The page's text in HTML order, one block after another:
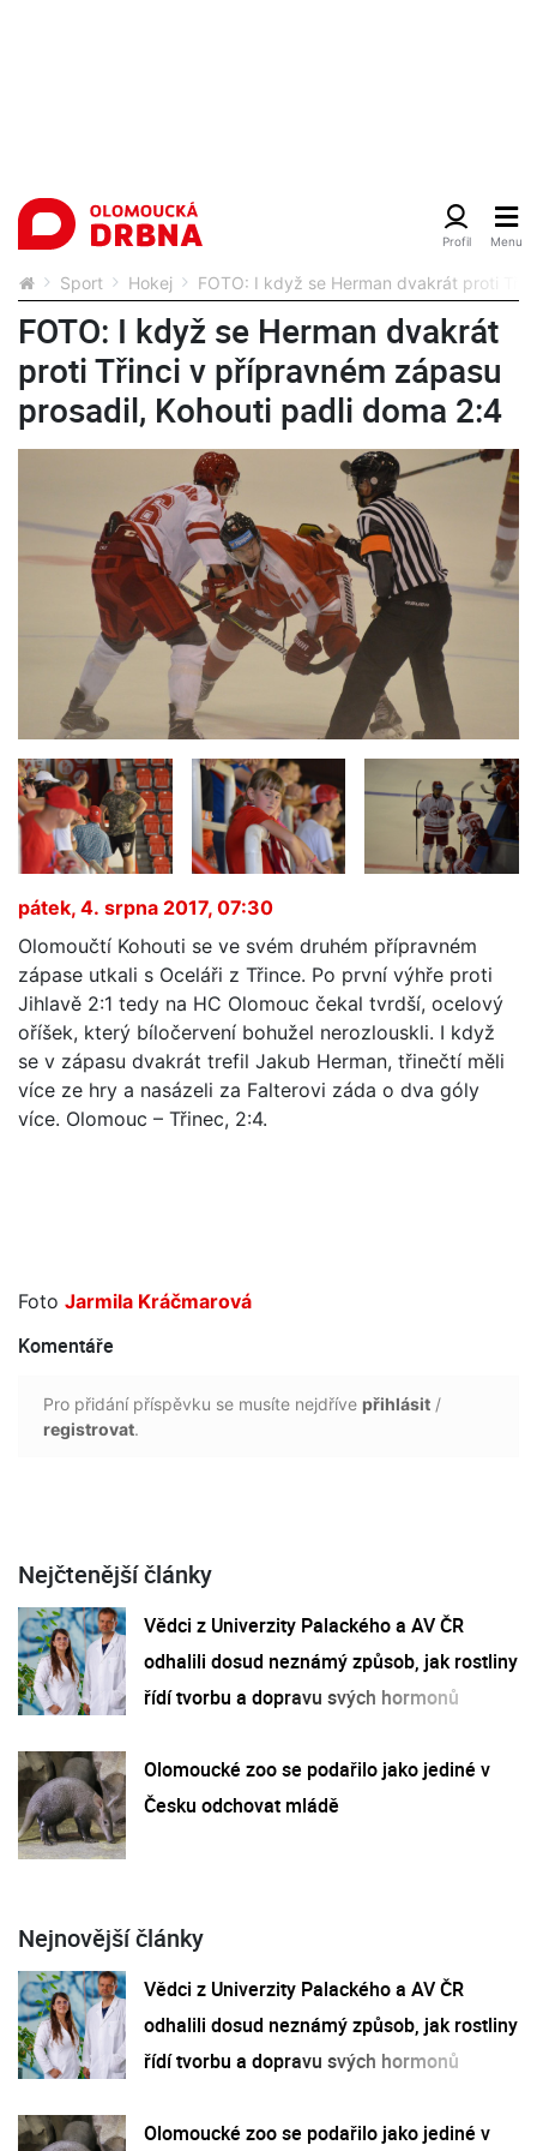
Sport Hokej FOTO: I když se Herman dvakrát proti
FOTO: I když se Herman dvakrát
proti Třinci v přípravném zápasu
prosadil, Kohouti padli doma 2:4
pátek, 4. srpna 2017, 07:30
Olomoučtí Kohouti se ve svém druhém přípravném
zápase utkali s Oceláři z Třince. Po první výhře proti
Jihlavě 2:1 tedy na HC Olomouc čekal tvrdší, ocelový
oříšek, který bíločervení bohužel nerozlouskli. I když
se v zápasu dvakrát trefil Jakub Herman, třinečtí měli
více ze hry a nasázeli za Falterovi záda o dva góly
více. Olomouc – Třinec, 2:4.
Foto Jarmila Kráčmarová
Komentáře
Pro přidání příspěvku se musíte nejdříve přihlásit /
registrovat.
Nejčtenější články
Vědci z Univerzity Palackého a AV ČR
odhalili dosud neznámý způsob, jak rostliny
řídí tvorbu a dopravu svých hormonů
Olomoucké zoo se podařilo jako jediné v
Česku odchovat mládě
Nejnovější články
Vědci z Univerzity Palackého a AV ČR
odhalili dosud neznámý způsob, jak rostliny
řídí tvorbu a dopravu svých hormonů
Olomoucké zoo se podařilo jako jediné v